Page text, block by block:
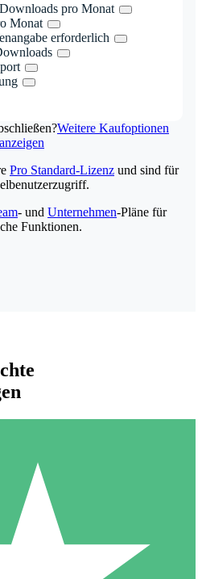
pro Monat
Monat
erforderlich
Weitere Kaufoptionen
anzeigen
Credit-Pakete
mit Download-Credits. Keine
erforderlich.
Pro Standard-Lizenz und sind für
- und Unternehmen-Pläne für
Funktionen.